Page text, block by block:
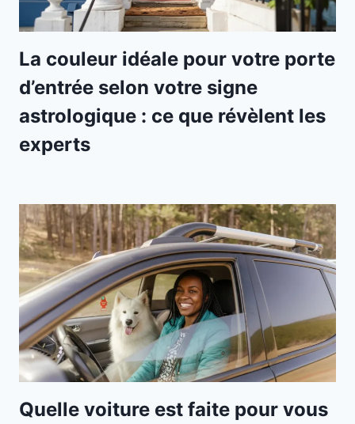
La couleur idéale pour votre porte
d’entrée selon votre signe
astrologique : ce que révèlent les
experts
Quelle voiture est faite pour vous